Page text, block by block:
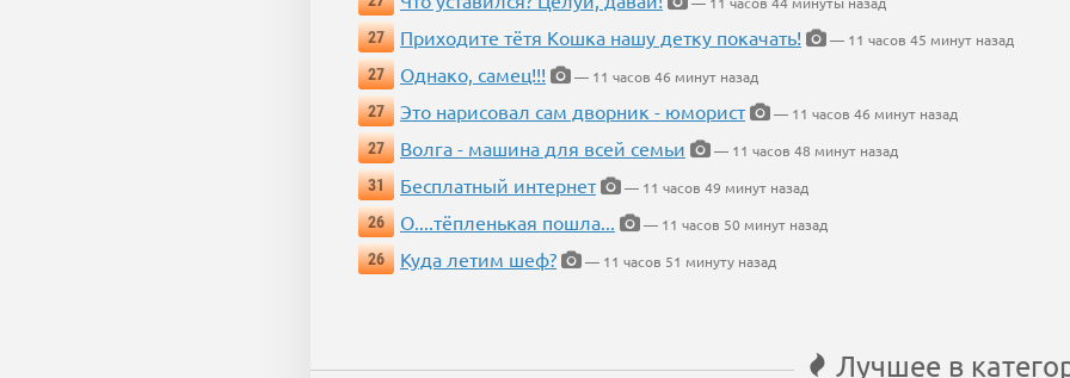
27
Приходите тётя Кошка нашу детку покачать!
— 11 часов 45 минут назад
27
Однако, самец!!!
— 11 часов 46 минут назад
27
Это нарисовал сам дворник - юморист
— 11 часов 46 минут назад
27
Волга - машина для всей семьи
— 11 часов 48 минут назад
31
Бесплатный интернет
— 11 часов 49 минут назад
26
О....тёпленькая пошла...
— 11 часов 50 минут назад
26
Куда летим шеф? — 11 часов 51 минуту назад
Лучшее в